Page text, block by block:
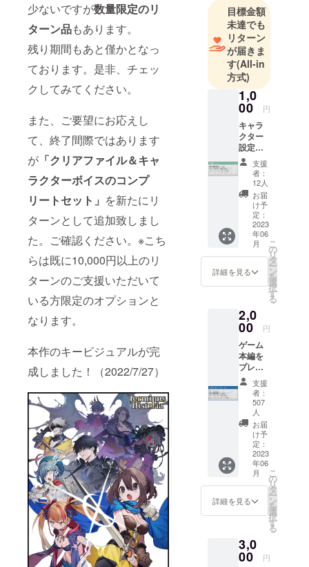
少ないですが数量限定のリ
ターン品もあります。
残り期間もあと僅かとなっ
ております。是非、チェッ
クしてみてください。
また、ご要望にお応えし
て、終了間際ではあります
が 「クリアファイル＆キャ
ラクターボイスのコンプ
リートセット」 を新たにリ
ターンとして追加致しまし
た。ご確認ください。※こち
らは既に10,000円以上のリ
ターンのご支援いただいて
いる方限定のオプションと
なります。
本作のキービジュアルが完
成しました！（2022/7/27）
着手してい
ます。
目標金額
未達でも
リターン
が届きま
す(All-in
方式)
1,0
00 円
キャラ
クター
設定・
世界観
設定な
どを収
録した
「設定
資料集
（デー
版）」
をお送
りしま
す。設
（デー
タ版）
はフル
カラー
32p・
PDFを
予定し
ていま
す。
「キャ
ラク
ターボ
イス」
はゲー
ム主人
公の女
の子か
らのお
になり
ます。
支援
者：
12人
お届
け予
定：
2023
年06
月
詳細を見る
こ
の
リ
タ
ー
ン
を
選
択
す
る
2,0
00 円
ゲーム
本編を
プレイ
できる
「ゲー
ム本体
Steam
キー」
と、
キャラ
クター
設定・
世界観
設定な
資料集
（デー
支援
者：
507
人
お届
け予
定：
2023
年06
月
詳細を見る
こ
の
リ
タ
ー
ン
を
選
択
す
る
3,0
00 円